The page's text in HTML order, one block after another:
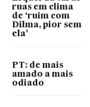
ruas em clima
de ‘ruim com
Dilma, pior sem
ela’
PT: de mais
amado a mais
odiado